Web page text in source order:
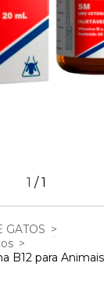
1 /1
GATOS >
>
B12 para